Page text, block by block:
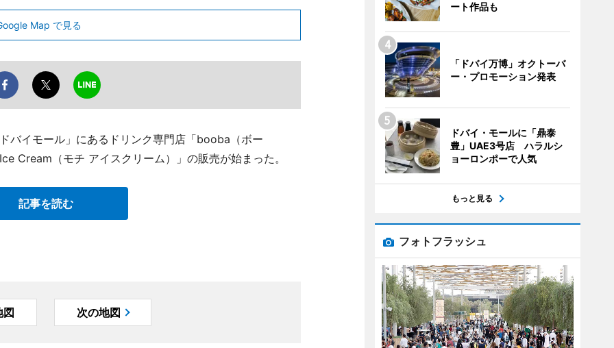
Map で見る
バイモール」にあるドリンク専門店「booba（ボー
Cream（モチ アイスクリーム）」の販売が始まった。
記事を読む
図 次の地図
ート作品も
「ドバイ万博」オクトーバ
ー・プロモーション発表
ドバイ・モールに「鼎泰
豊」UAE3号店 ハラルシ
ョーロンポーで人気
もっと見る
フォトフラッシュ